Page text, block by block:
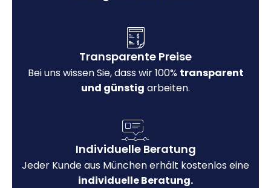
Transparente Preise
Bei uns wissen Sie, dass wir 100% transparent
und günstig arbeiten.
Individuelle Beratung
Jeder Kunde aus München erhält kostenlos eine
individuelle Beratung.